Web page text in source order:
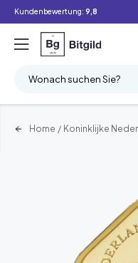
Kundenbewertung: 9,8
Wonach suchen Sie?
Home / Koninklijke